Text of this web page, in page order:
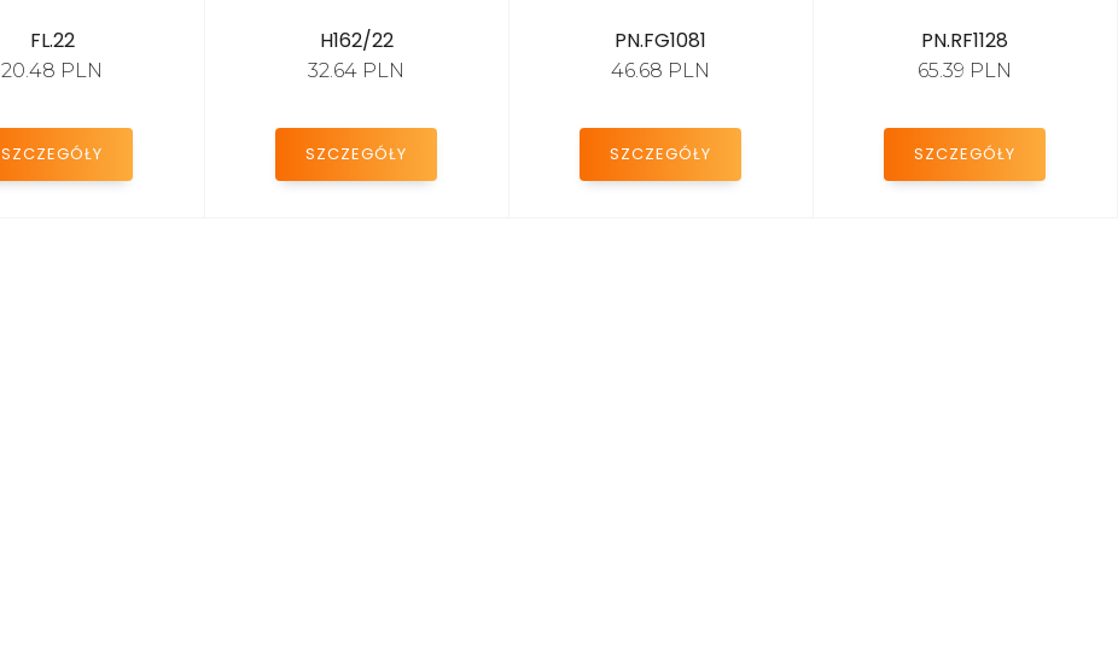
FL.22
20.48 PLN
SZCZEGÓŁY
H162/22
32.64 PLN
SZCZEGÓŁY
PN.FG1081
46.68 PLN
SZCZEGÓŁY
PN.RF1128
65.39 PLN
SZCZEGÓŁY